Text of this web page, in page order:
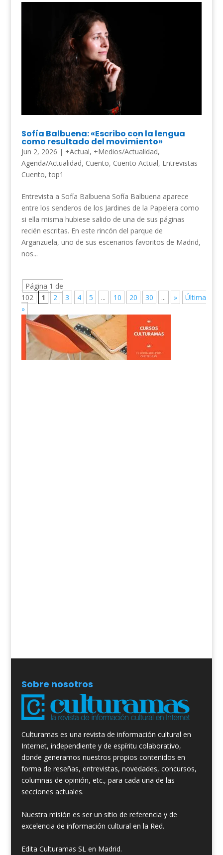
Sofía Balbuena: «Escribo con la lengua
como resultado del movimiento»
Jun 2, 2026 | +Actual, +Medios/Actualidad,
Agenda/Actualidad, Cuento, Cuento Actual, Entrevistas
Cuento,top1
Entrevista a Sofía Balbuena Sofía Balbuena aparece
entre los senderos de los Jardines de la Papelera como
si ella misma hubiese salido de una de sus páginas
recién escritas. En este rincón del parque de
Arganzuela, uno de sus escenarios favoritos de Madrid,
nos...
Página 1 de
102
1 2 3 4 5 ... 10 20 30 ... »
Última
»
Sobre nosotros
Culturamas es una revista de información cultural en
Internet, independiente y de espíritu colaborativo,
donde generamos nuestros propios contenidos en
forma de reseñas, entrevistas, novedades, concursos,
columnas de opinión, etc., para cada una de las
secciones actuales.
Nuestra misión es ser un sitio de referencia y de
excelencia de información cultural en la Red.
Edita Culturamas SL en Madrid.